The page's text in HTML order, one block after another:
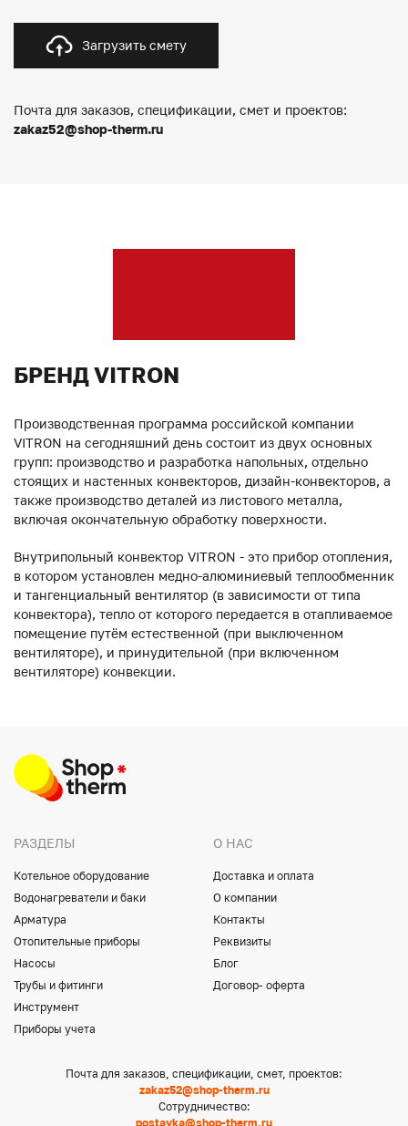
Загрузить смету
Почта для заказов, спецификации, смет и проектов:
zakaz52@shop-therm.ru
БРЕНД VITRON
Производственная программа российской компании
VITRON на сегодняшний день состоит из двух основных
групп: производство и разработка напольных, отдельно
стоящих и настенных конвекторов, дизайн-конвекторов, а
также производство деталей из листового металла,
включая окончательную обработку поверхности.
Внутрипольный конвектор VITRON - это прибор отопления,
в котором установлен медно-алюминиевый теплообменник
и тангенциальный вентилятор (в зависимости от типа
конвектора), тепло от которого передается в отапливаемое
помещение путём естественной (при выключенном
вентиляторе), и принудительной (при включенном
вентиляторе) конвекции.
РАЗДЕЛЫ
Котельное оборудование
Водонагреватели и баки
Арматура
Отопительные приборы
Насосы
Трубы и фитинги
Инструмент
Приборы учета
О НАС
Доставка и оплата
О компании
Контакты
Реквизиты
Блог
Договор- оферта
Почта для заказов, спецификации, смет, проектов:
zakaz52@shop-therm.ru
Сотрудничество:
postavka@shop-therm.ru